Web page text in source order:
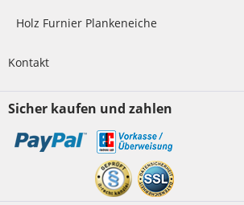
Holz Furnier Plankeneiche
Kontakt
Sicher kaufen und zahlen